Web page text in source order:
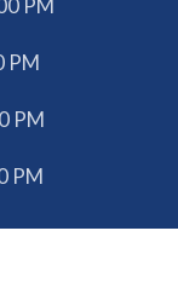
PM
PM
PM
PM